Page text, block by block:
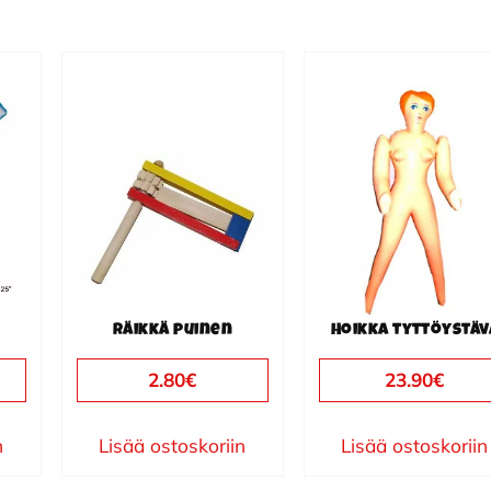
Räikkä puinen
2.80€
Lisää ostoskoriin
Hoikka
23.90€
Lisää ostoskoriin